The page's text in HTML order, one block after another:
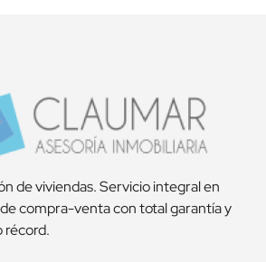
de viviendas. Servicio integral en
compra-venta con total garantía y
récord.